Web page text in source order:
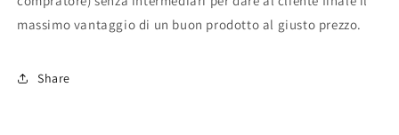
massimo vantaggio di un buon prodotto al giusto prezzo.
Share